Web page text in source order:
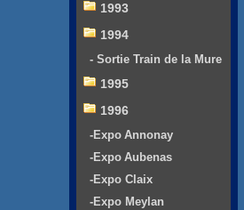
1993
1994
- Sortie Train de la Mure
1995
1996
-Expo Annonay
-Expo Aubenas
-Expo Claix
-Expo Meylan